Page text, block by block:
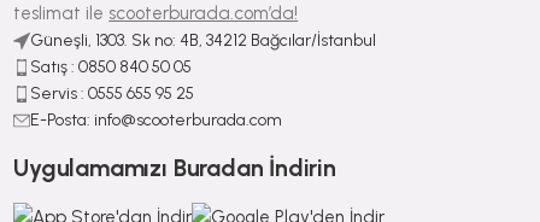
teslimat ile scooterburada.com’da!
Güneşli, 1303. Sk no: 4B, 34212 Bağcılar/İstanbul
Satış : ⁠0850 840 50 05
Servis : 0555 655 95 25
E-Posta: info@scooterburada.com
Uygulamamızı Buradan İndirin